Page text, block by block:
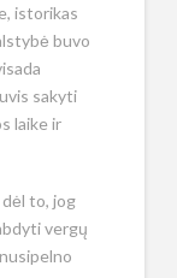
istorikas
buvo
sakyti
laike ir
to, jog
vergų